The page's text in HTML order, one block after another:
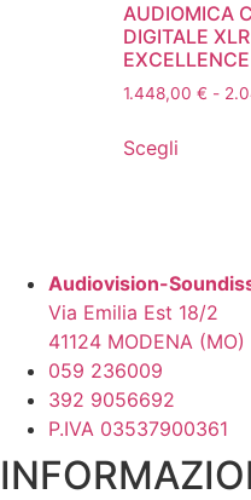
AUDIOMICA
DIGITALE
1.448,00 € -
Scegli
Le
opzioni
possono
essere
nella
del
Audiovision-
Via Emilia Est 18/2
41124 MODENA (MO)
059 236009
392 9056692
P.IVA 03537900361